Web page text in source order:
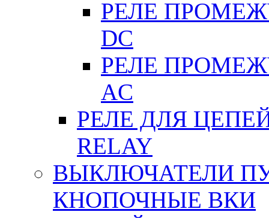
РЕЛЕ
DC
РЕЛЕ
АC
РЕЛЕ ДЛЯ
RELAY
ВЫКЛЮЧАТЕЛИ
КНОПОЧНЫЕ ВКИ